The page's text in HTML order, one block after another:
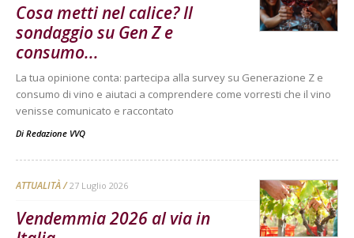
Cosa metti nel calice? Il
sondaggio su Gen Z e
consumo...
La tua opinione conta: partecipa alla survey su Generazione Z e
consumo di vino e aiutaci a comprendere come vorresti che il vino
venisse comunicato e raccontato
Di Redazione VVQ
ATTUALITÀ 27 Luglio 2026
Vendemmia 2026 al via in